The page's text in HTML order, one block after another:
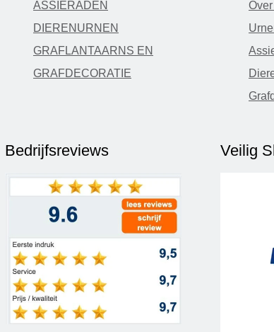
ASSIERADEN
DIERENURNEN
GRAFLANTAARNS EN
GRAFDECORATIE
Bedrijfsreviews Veilig